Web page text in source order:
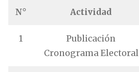
N° Actividad
1
Publicación
Cronograma Electoral